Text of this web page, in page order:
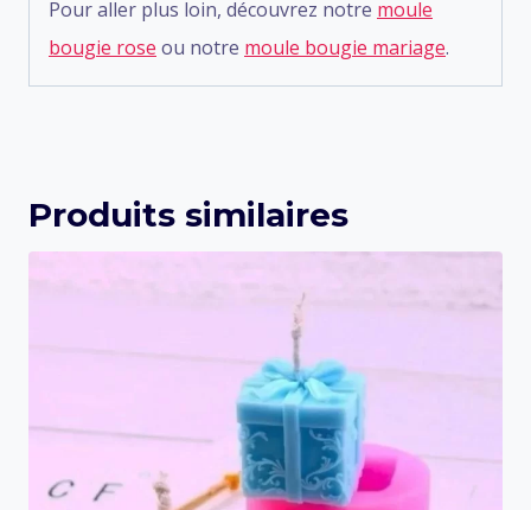
Pour aller plus loin, découvrez notre moule
bougie rose ou notre moule bougie mariage.
Produits similaires